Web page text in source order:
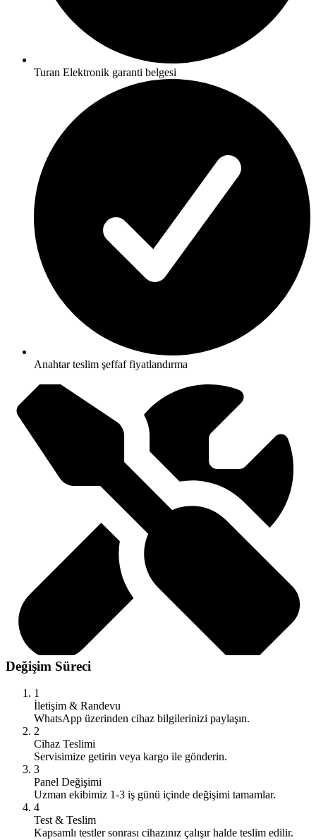
Turan Elektronik garanti belgesi
Anahtar teslim şeffaf fiyatlandırma
Değişim Süreci
1
İletişim & Randevu
WhatsApp üzerinden cihaz bilgilerinizi paylaşın.
2
Cihaz Teslimi
Servisimize getirin veya kargo ile gönderin.
3
Panel Değişimi
Uzman ekibimiz 1-3 iş günü içinde değişimi tamamlar.
4
Test & Teslim
Kapsamlı testler sonrası cihazınız çalışır halde teslim edilir.